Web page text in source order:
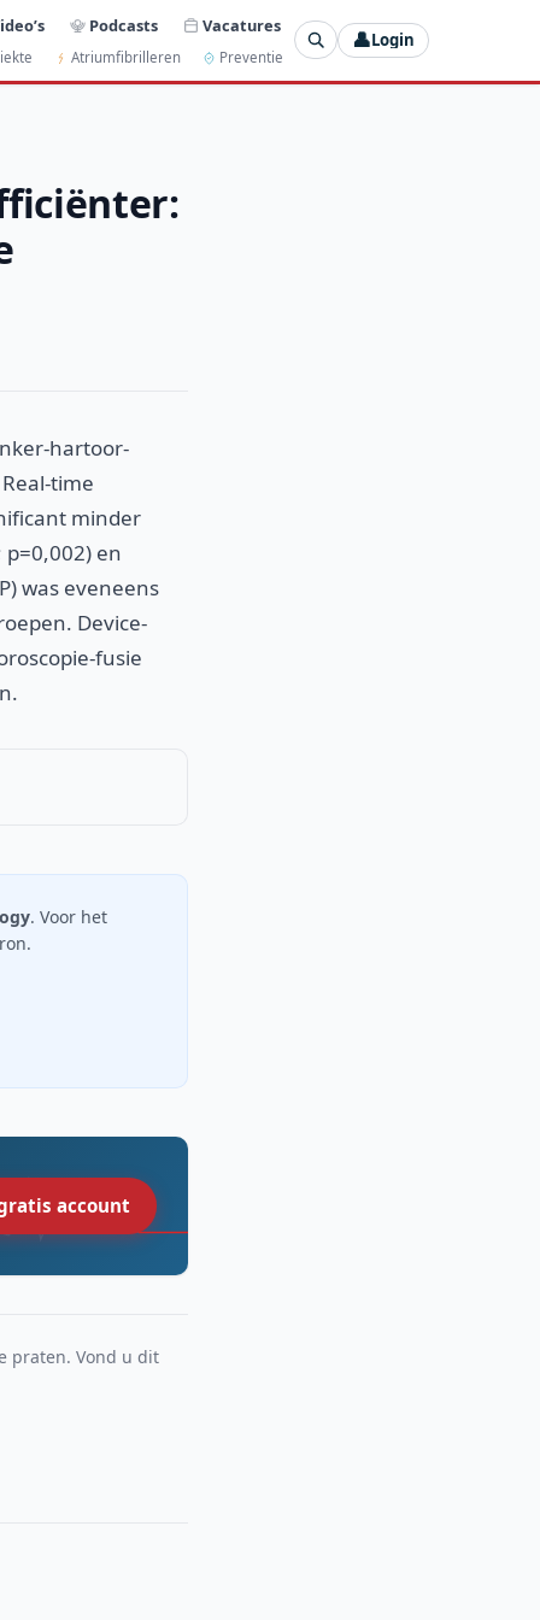
Podcasts Vacatures
Atriumfibrilleren Preventie
👤Login
hartoor-
time
minder
en
was eveneens
Device-
fusie
. Voor het
account
praten. Vond u dit